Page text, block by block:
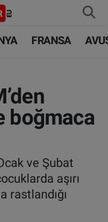
FRANSA
boğmaca
ve Şubat
aşırı
rastlandığı